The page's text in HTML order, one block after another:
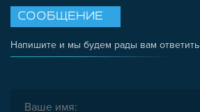
СООБЩЕНИЕ
Напишите и мы будем рады вам ответить